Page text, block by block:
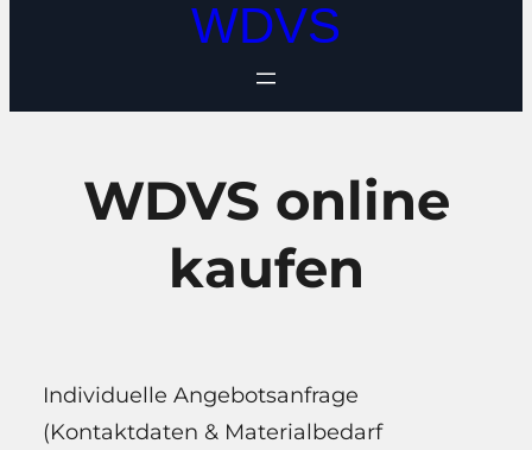
WDVS
WDVS online
kaufen
Individuelle Angebotsanfrage
(Kontaktdaten & Materialbedarf